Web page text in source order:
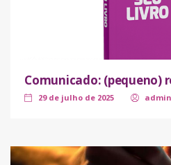
Comunicado: (pequeno)
29 de julho de 2025 admin